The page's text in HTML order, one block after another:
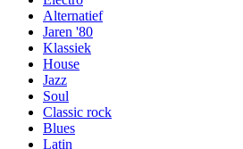
Alternatief
Jaren '80
Klassiek
House
Jazz
Soul
Classic rock
Blues
Latin